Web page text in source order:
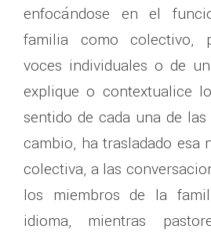
enfocándose en el
familia como colectivo,
voces individuales o de
explique o contextualice
sentido de cada una de
cambio, ha trasladado esa
colectiva, a las
los miembros de la
idioma, mientras